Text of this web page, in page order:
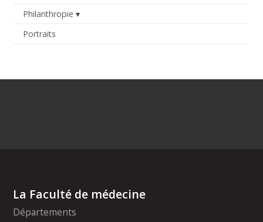
Philanthropie
Portraits
La Faculté de médecine
Départements